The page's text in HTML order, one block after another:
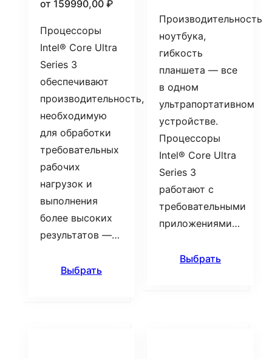
от 159990,00 ₽
Процессоры
Intel® Core Ultra
Series 3
обеспечивают
производительность,
необходимую
для обработки
требовательных
рабочих
нагрузок и
выполнения
более высоких
результатов —…
Выбрать
Производительность
ноутбука,
гибкость
планшета — все
в одном
ультрапортативном
устройстве.
Процессоры
Intel® Core Ultra
Series 3
работают с
требовательными
приложениями…
Выбрать